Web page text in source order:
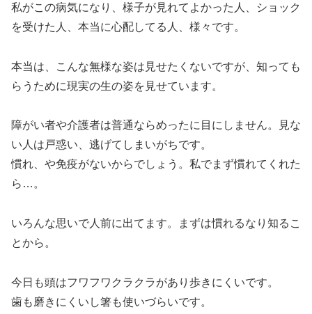
私がこの病気になり、様子が見れてよかった人、ショック
を受けた人、本当に心配してる人、様々です。
本当は、こんな無様な姿は見せたくないですが、知っても
らうために現実の生の姿を見せています。
障がい者や介護者は普通ならめったに目にしません。見な
い人は戸惑い、逃げてしまいがちです。
慣れ、や免疫がないからでしょう。私でまず慣れてくれた
ら…。
いろんな思いで人前に出てます。まずは慣れるなり知るこ
とから。
今日も頭はフワフワクラクラがあり歩きにくいです。
歯も磨きにくいし箸も使いづらいです。